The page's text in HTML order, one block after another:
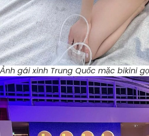
Ảnh gái xinh Trung Quốc mặc bikini